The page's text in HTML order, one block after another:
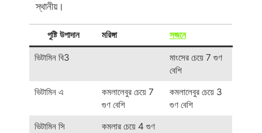
স্থানীয়।
পুষ্টি উপাদান মরিঙ্গা সজনে
ভিটামিন বি3
মাংসের চেয়ে 7 গুণ
বেশি
ভিটামিন এ
কমলালেবুর চেয়ে 7
গুণ বেশি
কমলালেবুর চেয়ে 3
গুণ বেশি
ভিটামিন সি
কমলার চেয়ে 4 গুণ